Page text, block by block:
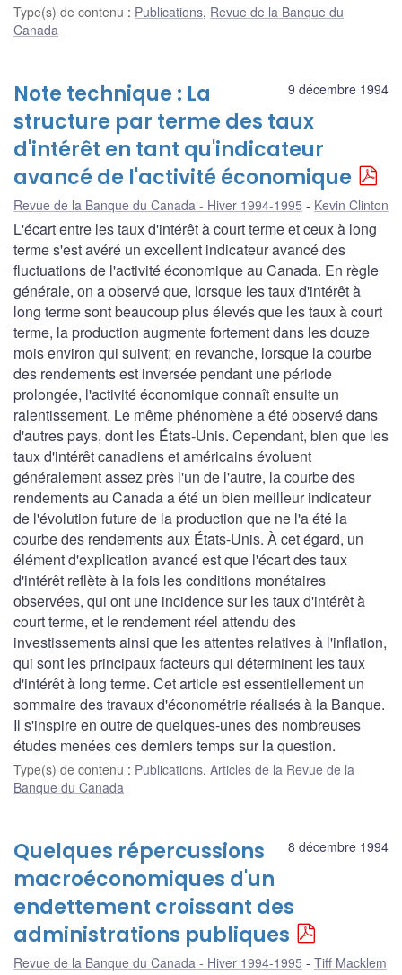
Type(s) de contenu : Publications, Revue de la Banque du
Canada
9 décembre 1994
Note technique : La
structure par terme des taux
d'intérêt en tant qu'indicateur
avancé de l'activité économique
Revue de la Banque du Canada - Hiver 1994-1995 Kevin Clinton
L'écart entre les taux d'intérêt à court terme et ceux à long
terme s'est avéré un excellent indicateur avancé des
fluctuations de l'activité économique au Canada. En règle
générale, on a observé que, lorsque les taux d'intérêt à
long terme sont beaucoup plus élevés que les taux à court
terme, la production augmente fortement dans les douze
mois environ qui suivent; en revanche, lorsque la courbe
des rendements est inversée pendant une période
prolongée, l'activité économique connaît ensuite un
ralentissement. Le même phénomène a été observé dans
d'autres pays, dont les États-Unis. Cependant, bien que les
taux d'intérêt canadiens et américains évoluent
généralement assez près l'un de l'autre, la courbe des
rendements au Canada a été un bien meilleur indicateur
de l'évolution future de la production que ne l'a été la
courbe des rendements aux États-Unis. À cet égard, un
élément d'explication avancé est que l'écart des taux
d'intérêt reflète à la fois les conditions monétaires
observées, qui ont une incidence sur les taux d'intérêt à
court terme, et le rendement réel attendu des
investissements ainsi que les attentes relatives à l'inflation,
qui sont les principaux facteurs qui déterminent les taux
d'intérêt à long terme. Cet article est essentiellement un
sommaire des travaux d'économétrie réalisés à la Banque.
Il s'inspire en outre de quelques-unes des nombreuses
études menées ces derniers temps sur la question.
Type(s) de contenu : Publications, Articles de la Revue de la
Banque du Canada
8 décembre 1994
Quelques répercussions
macroéconomiques d'un
endettement croissant des
administrations publiques
Revue de la Banque du Canada - Hiver 1994-1995 Tiff Macklem